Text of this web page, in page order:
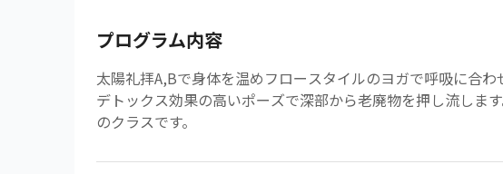
プログラム内容
太陽礼拝A,Bで身体を温めフロースタイルのヨガで呼吸に合
デトックス効果の高いポーズで深部から老廃物を押し流しま
のクラスです。